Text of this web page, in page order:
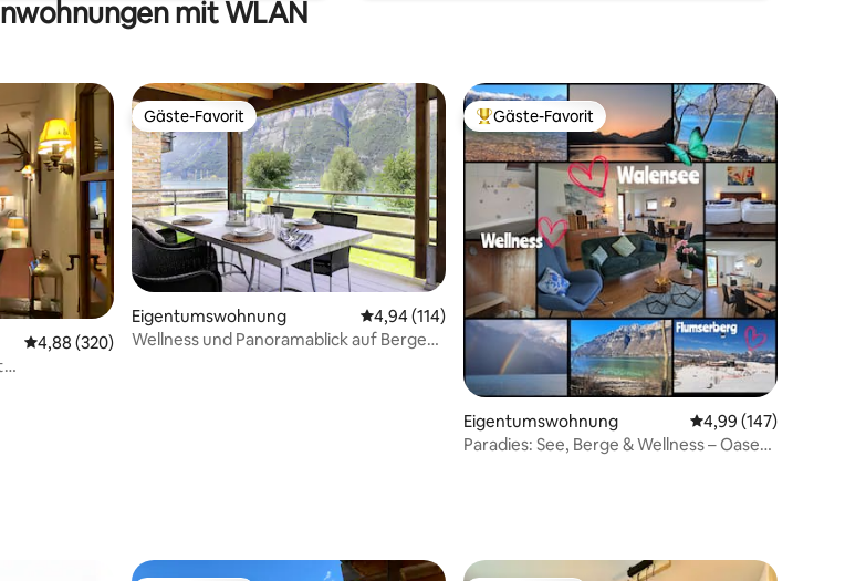
mit WLAN
Bewertungen
Durchschnittliche Bewertung: 4,88 von 5, 320 Bewertungen
4,88 (320)
Gäste-Favorit
Gäste-Favorit
Eigentumswohnung Durchschnittliche Bewertung: 4,94 von 5, 114 Bewertungen
4,94 (114)
Wellness und Panoramablick auf Berge
Beliebter Gäste-Favorit.
Gäste-Favorit
Eigentumswohnung Durchschnittliche
4,99 (147)
Paradies: See, Berge & Wellness – Oase